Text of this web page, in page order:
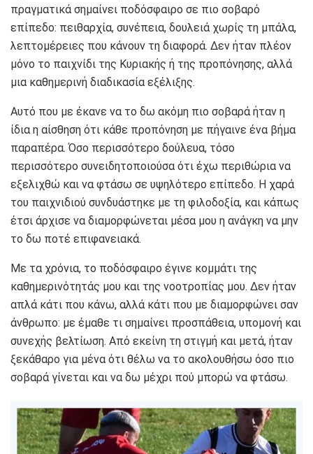
πραγματικά σημαίνει ποδόσφαιρο σε πιο σοβαρό
επίπεδο: πειθαρχία, συνέπεια, δουλειά χωρίς τη μπάλα,
λεπτομέρειες που κάνουν τη διαφορά. Δεν ήταν πλέον
μόνο το παιχνίδι της Κυριακής ή της προπόνησης, αλλά
μια καθημερινή διαδικασία εξέλιξης.
Αυτό που με έκανε να το δω ακόμη πιο σοβαρά ήταν η
ίδια η αίσθηση ότι κάθε προπόνηση με πήγαινε ένα βήμα
παραπέρα. Όσο περισσότερο δούλευα, τόσο
περισσότερο συνειδητοποιούσα ότι έχω περιθώρια να
εξελιχθώ και να φτάσω σε υψηλότερο επίπεδο. Η χαρά
του παιχνιδιού συνδυάστηκε με τη φιλοδοξία, και κάπως
έτσι άρχισε να διαμορφώνεται μέσα μου η ανάγκη να μην
το δω ποτέ επιφανειακά.
Με τα χρόνια, το ποδόσφαιρο έγινε κομμάτι της
καθημερινότητάς μου και της νοοτροπίας μου. Δεν ήταν
απλά κάτι που κάνω, αλλά κάτι που με διαμορφώνει σαν
άνθρωπο: με έμαθε τι σημαίνει προσπάθεια, υπομονή και
συνεχής βελτίωση. Από εκείνη τη στιγμή και μετά, ήταν
ξεκάθαρο για μένα ότι θέλω να το ακολουθήσω όσο πιο
σοβαρά γίνεται και να δω μέχρι πού μπορώ να φτάσω.